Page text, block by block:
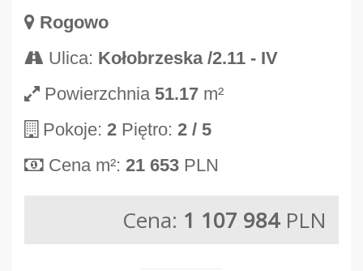
Rogowo
Ulica: Kołobrzeska /2.11 - IV
Powierzchnia 51.17 m²
Pokoje: 2 Piętro: 2 / 5
Cena m²: 21 653 PLN
Cena: 1 107 984PLN